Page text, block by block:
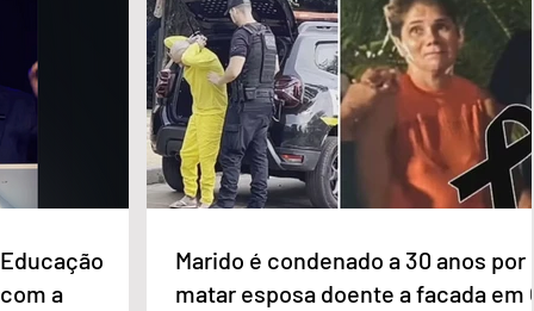
a
Marido é condenado a 30 anos por
matar esposa doente a facada em